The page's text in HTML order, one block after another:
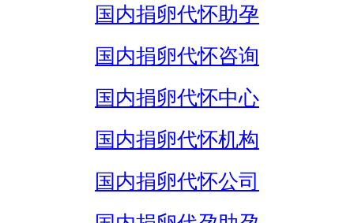
国内捐卵代怀助孕
国内捐卵代怀咨询
国内捐卵代怀中心
国内捐卵代怀机构
国内捐卵代怀公司